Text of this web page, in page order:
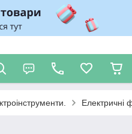
Електричні